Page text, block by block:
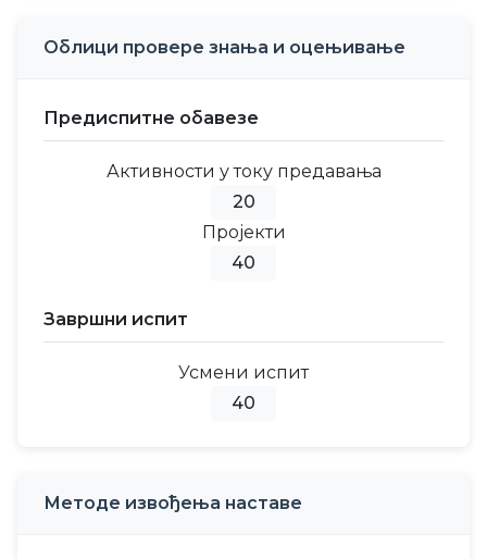
Облици провере знања и оцењивање
Предиспитне обавезе
Активности у току предавања
20
Пројекти
40
Завршни испит
Усмени испит
40
Методе извођења наставе